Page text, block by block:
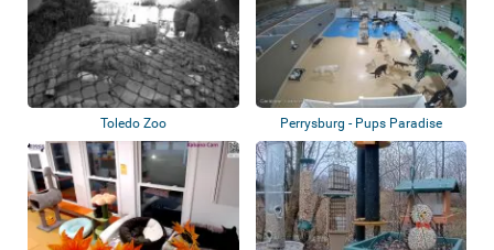
Toledo Zoo Perrysburg - Pups Paradise